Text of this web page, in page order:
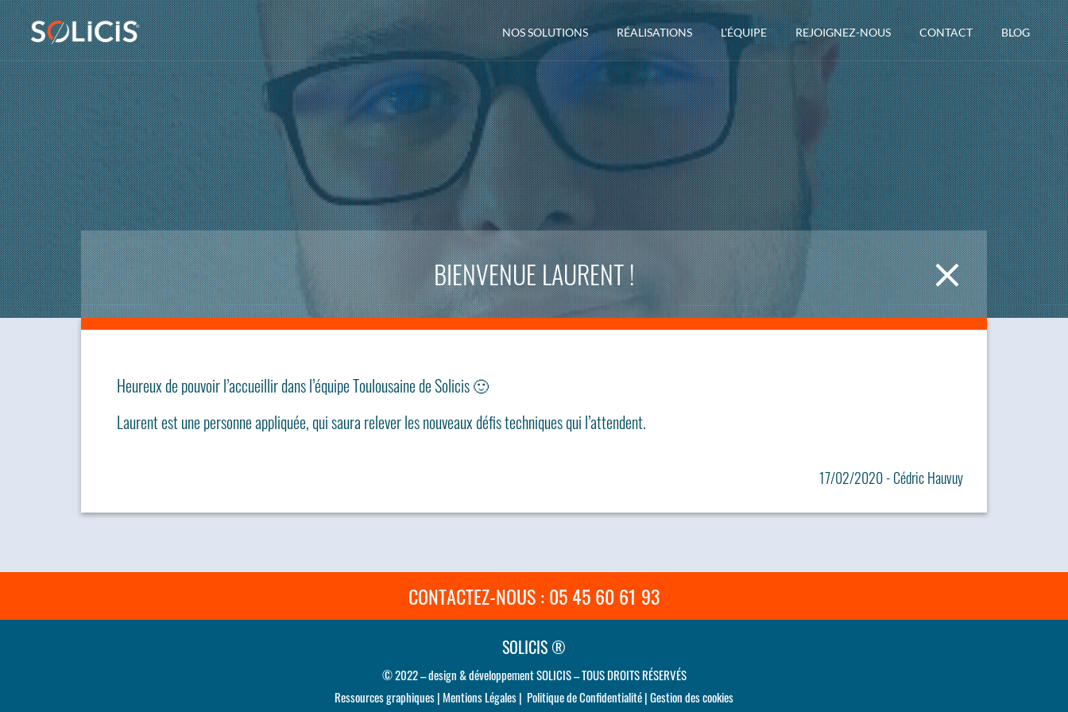
NOS SOLUTIONS RÉALISATIONS L’ÉQUIPE REJOIGNEZ-NOUS CONTACT BLOG
BIENVENUE LAURENT !
Heureux de pouvoir l’accueillir dans l’équipe Toulousaine de Solicis 🙂
Laurent est une personne appliquée, qui saura relever les nouveaux défis techniques qui l’attendent.
17/02/2020 - Cédric Hauvuy
CONTACTEZ-NOUS : 05 45 60 61 93
SOLICIS ®
© 2022 – design & développement SOLICIS – TOUS DROITS RÉSERVÉS
Ressources graphiques| Mentions Légales| Politique de Confidentialité|Gestion des cookies
Panneau de gestion des cookies